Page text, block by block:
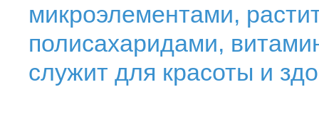
микроэлементами,
полисахаридами,
служит для красоты и